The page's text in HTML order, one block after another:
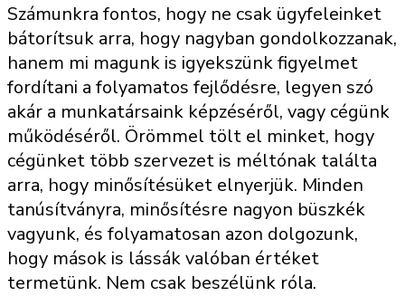
Számunkra fontos, hogy ne csak ügyfeleinket
bátorítsuk arra, hogy nagyban gondolkozzanak,
hanem mi magunk is igyekszünk figyelmet
fordítani a folyamatos fejlődésre, legyen szó
akár a munkatársaink képzéséről, vagy cégünk
működéséről. Örömmel tölt el minket, hogy
cégünket több szervezet is méltónak találta
arra, hogy minősítésüket elnyerjük. Minden
tanúsítványra, minősítésre nagyon büszkék
vagyunk, és folyamatosan azon dolgozunk,
hogy mások is lássák valóban értéket
termetünk. Nem csak beszélünk róla.